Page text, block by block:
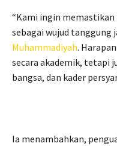
“Kami ingin memastikan
sebagai wujud tanggung
Muhammadiyah.
secara akademik, tetapi
bangsa, dan kader
Ia menambahkan,